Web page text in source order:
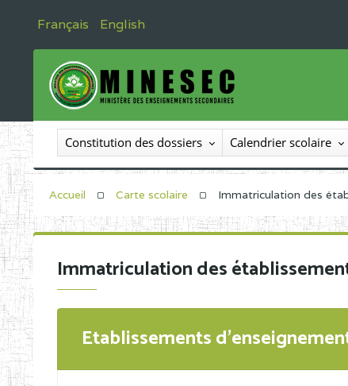
Français English
Constitution des dossiers Calendrier scolaire
Accueil Carte scolaire Immatriculation des
Immatriculation des
Etablissements